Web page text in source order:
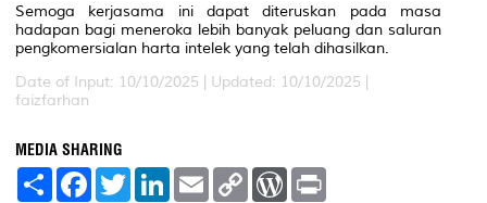
Semoga kerjasama ini dapat diteruskan pada masa
hadapan bagi meneroka lebih banyak peluang dan saluran
pengkomersialan harta intelek yang telah dihasilkan.
Date of Input: 10/10/2025 | Updated: 10/10/2025 |
faizfarhan
MEDIA SHARING
S
F
a
T
w
L
E
m
C
W